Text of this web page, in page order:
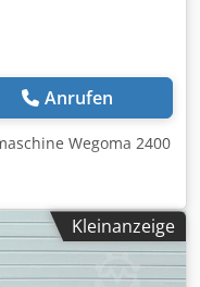
Anrufen
Wegoma 2400
Kleinanzeige